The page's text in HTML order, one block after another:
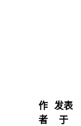
作
者
发表
于